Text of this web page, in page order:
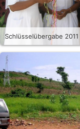
Schlüsselübergabe 2011